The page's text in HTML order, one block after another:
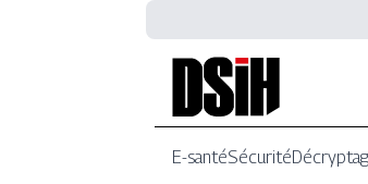
E-santéSécurité